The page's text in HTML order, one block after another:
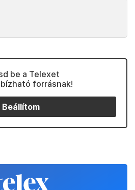
keressük az együttműködést
fokozatosan országos tudósítói